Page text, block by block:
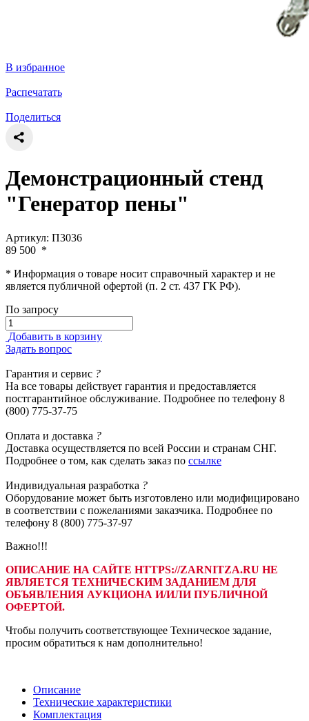
В избранное
Распечатать
Поделиться
Демонстрационный стенд
"Генератор пены"
Артикул: П3036
89 500 *
* Информация о товаре носит справочный характер и не
является публичной офертой (п. 2 ст. 437 ГК РФ).
По запросу
Добавить в корзину
Задать вопрос
Гарантия и сервис ?
На все товары действует гарантия и предоставляется
постгарантийное обслуживание. Подробнее по телефону 8
(800) 775-37-75
Оплата и доставка ?
Доставка осуществляется по всей России и странам СНГ.
Подробнее о том, как сделать заказ по ссылке
Индивидуальная разработка ?
Оборудование может быть изготовлено или модифицировано
в соответствии с пожеланиями заказчика. Подробнее по
телефону 8 (800) 775-37-97
Важно!!!
ОПИСАНИЕ НА САЙТЕ HTTPS://ZARNITZA.RU НЕ
ЯВЛЯЕТСЯ ТЕХНИЧЕСКИМ ЗАДАНИЕМ ДЛЯ
ОБЪЯВЛЕНИЯ АУКЦИОНА И/ИЛИ ПУБЛИЧНОЙ
ОФЕРТОЙ.
Чтобы получить соответствующее Техническое задание,
просим обратиться к нам дополнительно!
Описание
Технические характеристики
Комплектация